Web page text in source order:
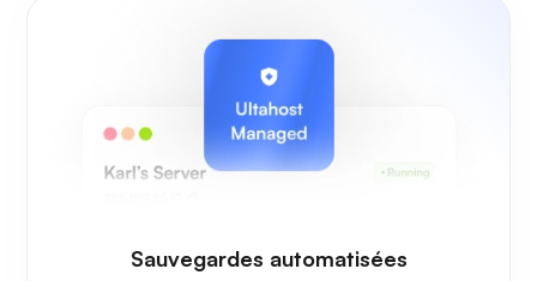
Sauvegardes automatisées